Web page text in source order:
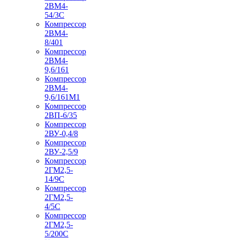
2ВМ4-
54/3С
Компрессор
2ВМ4-
8/401
Компрессор
2ВМ4-
9,6/161
Компрессор
2ВМ4-
9,6/161М1
Компрессор
2ВП-6/35
Компрессор
2ВУ-0,4/8
Компрессор
2ВУ-2,5/9
Компрессор
2ГМ2,5-
14/9С
Компрессор
2ГМ2,5-
4/5С
Компрессор
2ГМ2,5-
5/200С